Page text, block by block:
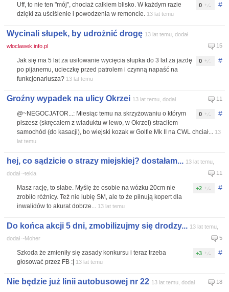
#
0
Uff, to nie ten "mój", chociaż całkiem blisko. W każdym razie
dzięki za uściślenie i powodzenia w remoncie. 13 lat temu
Wycinali słupek, by udrożnić drogę 13 lat temu, dodał
wloclawek.info.pl
15
#
0
Jak się ma 5 lat za usiłowanie wycięcia słupka do 3 lat za jazdę
po pijanemu, ucieczkę przed patrolem i czynną napaść na
funkcjonariusza? 13 lat temu
Groźny wypadek na ulicy Okrzei 13 lat temu, dodał 11
#
0
@~NEGOCJATOR...: Miesiąc temu na skrzyżowaniu o którym
piszesz (skręcałem z wiaduktu w lewo, w Okrzei) straciłem
samochód (do kasacji), bo wiejski kozak w Golfie Mk II na CWL chciał... 13
lat temu
hej, co sądzicie o strazy miejskiej? dostałam... 13 lat temu,
dodał ~tekla
11
#
+2
Masz rację, to słabe. Myślę że osobie na wózku 20cm nie
zrobiło różnicy. Też nie lubię SM, ale to że pilnują kopert dla
inwalidów to akurat dobrze... 13 lat temu
Do końca akcji 5 dni, zmobilizujmy się drodzy... 13 lat temu,
dodał ~Moher
5
#
+3
Szkoda że zmieniły się zasady konkursu i teraz trzeba
głosować przez FB :| 13 lat temu
Nie będzie już linii autobusowej nr 22 13 lat temu, dodał 18